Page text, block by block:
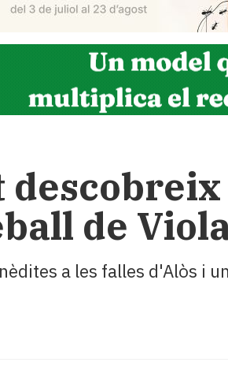
de
a les falles d'Alòs i